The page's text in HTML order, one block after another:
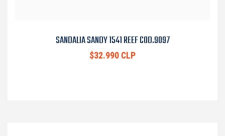
SANDALIA SANDY 1541 REEF COD.9097
$32.990 CLP